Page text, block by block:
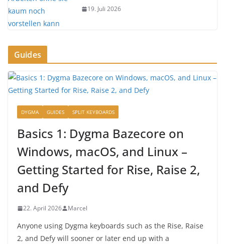
19. Juli 2026
Guides
DYGMA GUIDES SPLIT KEYBOARDS
Basics 1: Dygma Bazecore on
Windows, macOS, and Linux –
Getting Started for Rise, Raise 2,
and Defy
22. April 2026 Marcel
Anyone using Dygma keyboards such as the Rise, Raise
2, and Defy will sooner or later end up with a